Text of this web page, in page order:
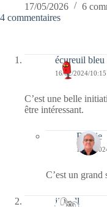
17/05/2026
6
4 commentaires
écureuil bleu
16/02/2024/10:15
C’est une belle
être intéressant.
Bernie
16/02/
C’est un grand
jill bill